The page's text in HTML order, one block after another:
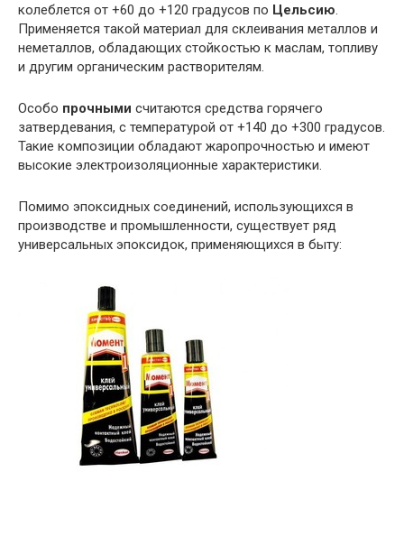
колеблется от +60 до +120 градусов по Цельсию.
Применяется такой материал для склеивания металлов и
неметаллов, обладающих стойкостью к маслам, топливу
и другим органическим растворителям.
Особо прочными считаются средства горячего
затвердевания, с температурой от +140 до +300 градусов.
Такие композиции обладают жаропрочностью и имеют
высокие электроизоляционные характеристики.
Помимо эпоксидных соединений, использующихся в
производстве и промышленности, существует ряд
универсальных эпоксидок, применяющихся в быту: